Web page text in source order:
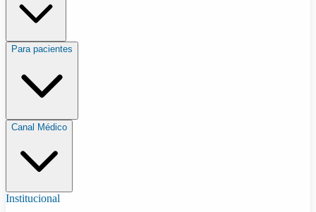
Para pacientes
Canal Médico
Institucional